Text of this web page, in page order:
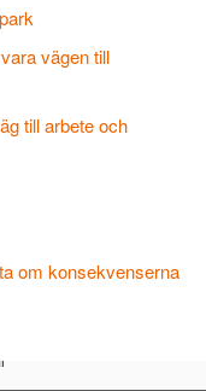
vägen till
till arbete och
om konsekvenserna